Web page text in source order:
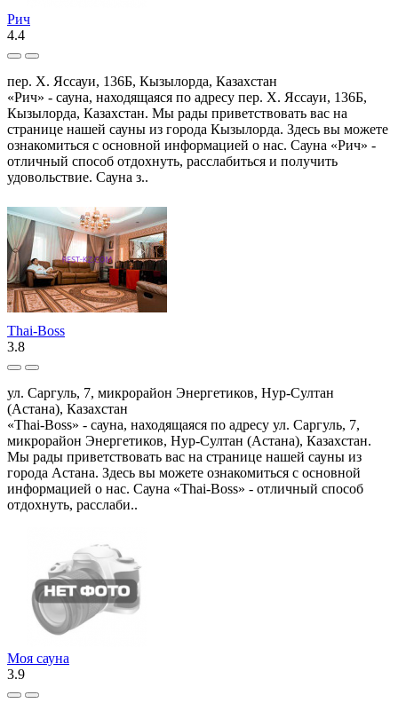
Рич
4.4
пер. Х. Яссауи, 136Б, Кызылорда, Казахстан
«Рич» - сауна, находящаяся по адресу пер. Х. Яссауи, 136Б,
Кызылорда, Казахстан. Мы рады приветствовать вас на
странице нашей сауны из города Кызылорда. Здесь вы можете
ознакомиться с основной информацией о нас. Сауна «Рич» -
отличный способ отдохнуть, расслабиться и получить
удовольствие. Сауна з..
Тhai-Boss
3.8
ул. Саргуль, 7, микрорайон Энергетиков, Нур-Султан
(Астана), Казахстан
«Тhai-Boss» - сауна, находящаяся по адресу ул. Саргуль, 7,
микрорайон Энергетиков, Нур-Султан (Астана), Казахстан.
Мы рады приветствовать вас на странице нашей сауны из
города Астана. Здесь вы можете ознакомиться с основной
информацией о нас. Сауна «Тhai-Boss» - отличный способ
отдохнуть, расслаби..
Моя сауна
3.9